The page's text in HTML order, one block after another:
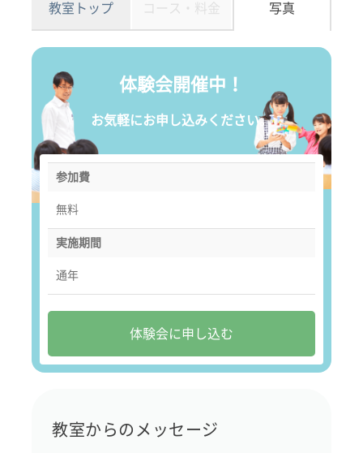
教室トップ コース・料金 写真
体験会開催中！
お気軽にお申し込みください。
参加費
無料
実施期間
通年
体験会に申し込む
教室からのメッセージ